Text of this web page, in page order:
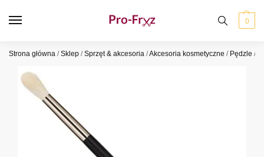
0
Strona główna /Sklep /Sprzęt & akcesoria /Akcesoria kosmetyczne / Pędzle /